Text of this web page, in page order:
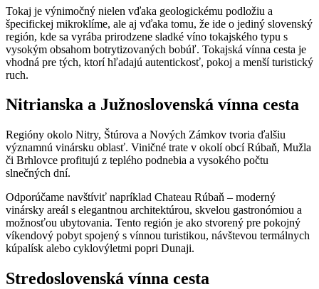
Tokaj je výnimočný nielen vďaka geologickému podložiu a
špecifickej mikroklíme, ale aj vďaka tomu, že ide o jediný slovenský
región, kde sa vyrába prirodzene sladké víno tokajského typu s
vysokým obsahom botrytizovaných bobúľ. Tokajská vínna cesta je
vhodná pre tých, ktorí hľadajú autentickosť, pokoj a menší turistický
ruch.
Nitrianska a Južnoslovenská vínna cesta
Regióny okolo Nitry, Štúrova a Nových Zámkov tvoria ďalšiu
významnú vinársku oblasť. Viničné trate v okolí obcí Rúbaň, Mužla
či Brhlovce profitujú z teplého podnebia a vysokého počtu
slnečných dní.
Odporúčame navštíviť napríklad Chateau Rúbaň – moderný
vinársky areál s elegantnou architektúrou, skvelou gastronómiou a
možnosťou ubytovania. Tento región je ako stvorený pre pokojný
víkendový pobyt spojený s vínnou turistikou, návštevou termálnych
kúpalísk alebo cyklovýletmi popri Dunaji.
Stredoslovenská vínna cesta